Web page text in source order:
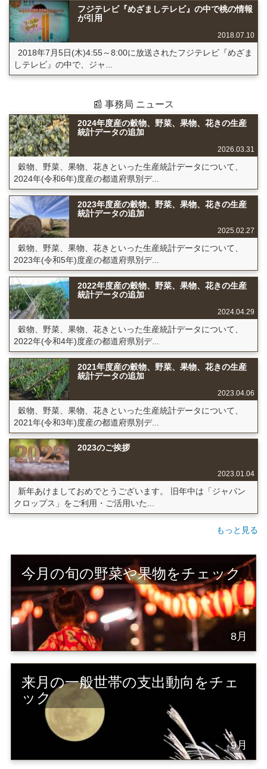
フジテレビ『めざましテレビ』の中で桃の情報
が引用
2018.07.10
2018年7月5日(木)4:55～8:00に放送されたフジテレビ『めざま
しテレビ』の中で、ジャ...
📰 事務局 ニュース
2024年度産の穀物、野菜、果物、花きの生産
統計データの追加
2026.03.31
穀物、野菜、果物、花きといった生産統計データについて、
2024年(令和6年)度産の都道府県別デ...
2023年度産の穀物、野菜、果物、花きの生産
統計データの追加
2025.02.27
穀物、野菜、果物、花きといった生産統計データについて、
2023年(令和5年)度産の都道府県別デ...
2022年度産の穀物、野菜、果物、花きの生産
統計データの追加
2024.04.29
穀物、野菜、果物、花きといった生産統計データについて、
2022年(令和4年)度産の都道府県別デ...
2021年度産の穀物、野菜、果物、花きの生産
統計データの追加
2023.04.06
穀物、野菜、果物、花きといった生産統計データについて、
2021年(令和3年)度産の都道府県別デ...
2023のご挨拶
2023.01.04
新年あけましておめでとうございます。 旧年中は「ジャパン
クロップス」をご利用・ご活用いた...
もっと見る
今月の旬の野菜や果物をチェック
8月
来月の一般世帯の支出動向をチェ
ック
9月